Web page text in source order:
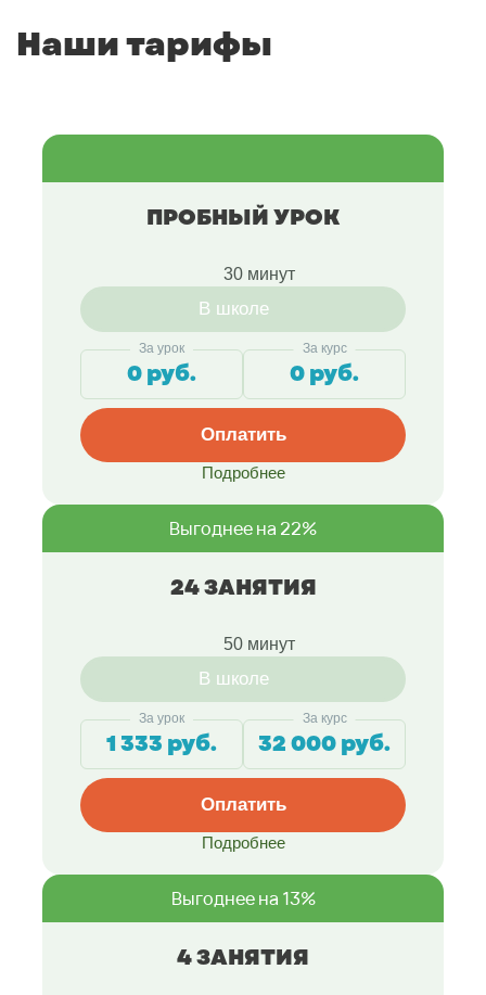
Наши тарифы
ПРОБНЫЙ УРОК
30 минут
В школе
За урок
0 руб.
За курс
0 руб.
Оплатить
Подробнее
Выгоднее на 22%
24 ЗАНЯТИЯ
50 минут
В школе
За урок
1 333 руб.
За курс
32 000 руб.
Оплатить
Подробнее
Выгоднее на 13%
4 ЗАНЯТИЯ